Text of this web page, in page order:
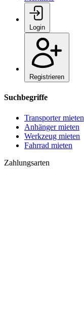
Login
Registrieren
Suchbegriffe
Transporter mieten
Anhänger mieten
Werkzeug mieten
Fahrrad mieten
Zahlungsarten